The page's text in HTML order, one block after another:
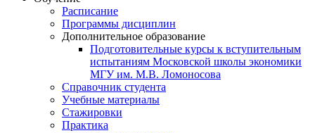
Расписание
Программы дисциплин
Дополнительное образование
Подготовительные курсы к вступительным
испытаниям Московской школы экономики
МГУ им. М.В. Ломоносова
Справочник студента
Учебные материалы
Стажировки
Практика